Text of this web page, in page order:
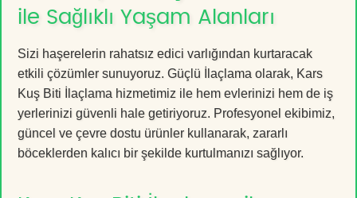
ile Sağlıklı Yaşam Alanları
Sizi haşerelerin rahatsız edici varlığından kurtaracak
etkili çözümler sunuyoruz. Güçlü İlaçlama olarak, Kars
Kuş Biti İlaçlama hizmetimiz ile hem evlerinizi hem de iş
yerlerinizi güvenli hale getiriyoruz. Profesyonel ekibimiz,
güncel ve çevre dostu ürünler kullanarak, zararlı
böceklerden kalıcı bir şekilde kurtulmanızı sağlıyor.